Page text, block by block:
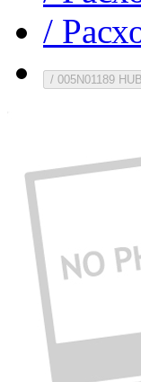
/
/ 005N01189